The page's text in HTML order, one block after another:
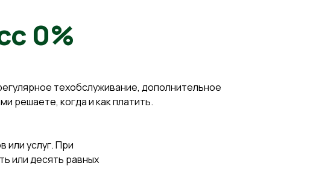
0%
техобслуживание, дополнительное
решаете, когда и как платить.
или услуг. При
или десять равных